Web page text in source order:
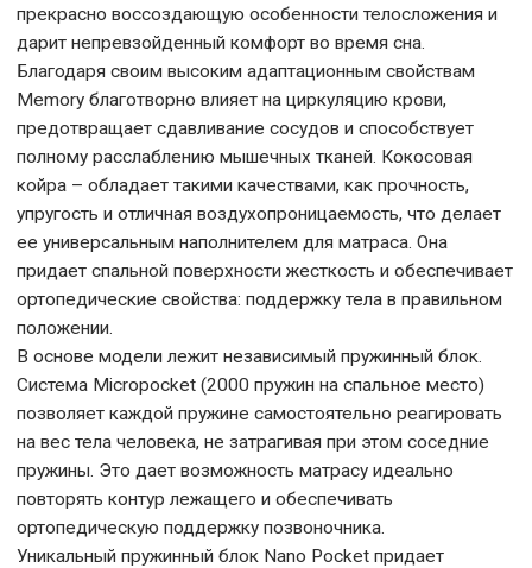
прекрасно воссоздающую особенности телосложения и
дарит непревзойденный комфорт во время сна.
Благодаря своим высоким адаптационным свойствам
Memory благотворно влияет на циркуляцию крови,
предотвращает сдавливание сосудов и способствует
полному расслаблению мышечных тканей. Кокосовая
койра – обладает такими качествами, как прочность,
упругость и отличная воздухопроницаемость, что делает
ее универсальным наполнителем для матраса. Она
придает спальной поверхности жесткость и обеспечивает
ортопедические свойства: поддержку тела в правильном
положении.
В основе модели лежит независимый пружинный блок.
Система Micropocket (2000 пружин на спальное место)
позволяет каждой пружине самостоятельно реагировать
на вес тела человека, не затрагивая при этом соседние
пружины. Это дает возможность матрасу идеально
повторять контур лежащего и обеспечивать
ортопедическую поддержку позвоночника.
Уникальный пружинный блок Nano Pocket придает